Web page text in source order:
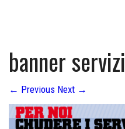
banner servizi
← Previous Next →